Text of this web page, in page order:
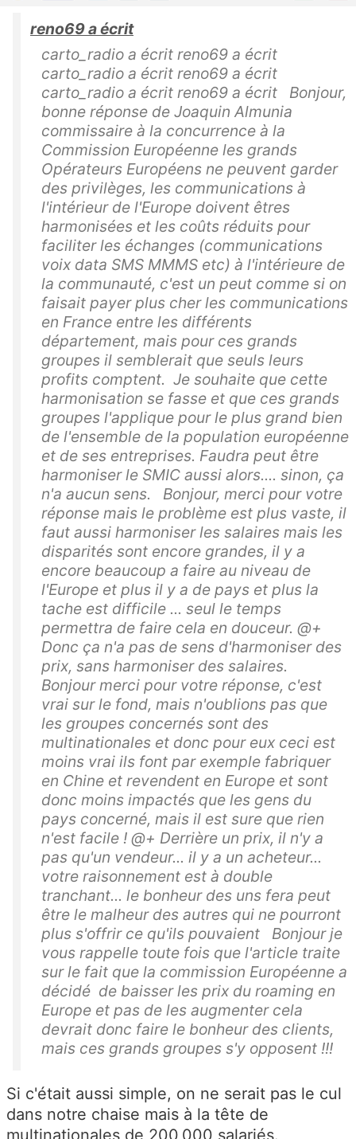
reno69 a écrit
carto_radio a écrit reno69 a écrit
carto_radio a écrit reno69 a écrit
carto_radio a écrit reno69 a écrit Bonjour,
bonne réponse de Joaquin Almunia
commissaire à la concurrence à la
Commission Européenne les grands
Opérateurs Européens ne peuvent garder
des privilèges, les communications à
l'intérieur de l'Europe doivent êtres
harmonisées et les coûts réduits pour
faciliter les échanges (communications
voix data SMS MMMS etc) à l'intérieure de
la communauté, c'est un peut comme si on
faisait payer plus cher les communications
en France entre les différents
département, mais pour ces grands
groupes il semblerait que seuls leurs
profits comptent. Je souhaite que cette
harmonisation se fasse et que ces grands
groupes l'applique pour le plus grand bien
de l'ensemble de la population européenne
et de ses entreprises. Faudra peut être
harmoniser le SMIC aussi alors.... sinon, ça
n'a aucun sens. Bonjour, merci pour votre
réponse mais le problème est plus vaste, il
faut aussi harmoniser les salaires mais les
disparités sont encore grandes, il y a
encore beaucoup a faire au niveau de
l'Europe et plus il y a de pays et plus la
tache est difficile ... seul le temps
permettra de faire cela en douceur. @+
Donc ça n'a pas de sens d'harmoniser des
prix, sans harmoniser des salaires.
Bonjour merci pour votre réponse, c'est
vrai sur le fond, mais n'oublions pas que
les groupes concernés sont des
multinationales et donc pour eux ceci est
moins vrai ils font par exemple fabriquer
en Chine et revendent en Europe et sont
donc moins impactés que les gens du
pays concerné, mais il est sure que rien
n'est facile ! @+ Derrière un prix, il n'y a
pas qu'un vendeur... il y a un acheteur...
votre raisonnement est à double
tranchant... le bonheur des uns fera peut
être le malheur des autres qui ne pourront
plus s'offrir ce qu'ils pouvaient Bonjour je
vous rappelle toute fois que l'article traite
sur le fait que la commission Européenne a
décidé de baisser les prix du roaming en
Europe et pas de les augmenter cela
devrait donc faire le bonheur des clients,
mais ces grands groupes s'y opposent !!!
Si c'était aussi simple, on ne serait pas le cul
dans notre chaise mais à la tête de